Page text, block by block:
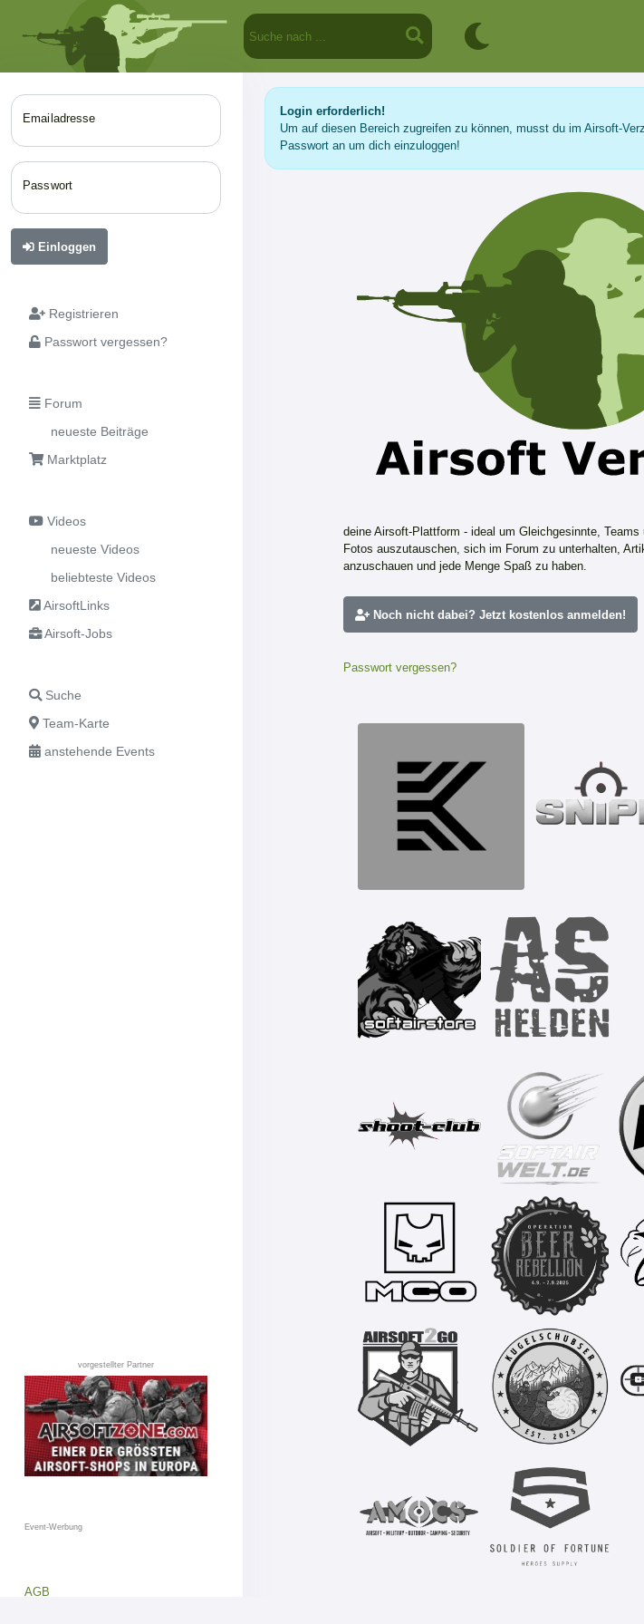
Emailadresse
Passwort
Einloggen
Registrieren
Passwort vergessen?
Forum
neueste Beiträge
Marktplatz
Videos
neueste Videos
beliebteste Videos
AirsoftLinks
Airsoft-Jobs
Suche
Team-Karte
anstehende Events
vorgestellter Partner
Event-Werbung
AGB
Login erforderlich!
Um auf diesen Bereich zugreifen zu können, musst du im Airsoft-
Passwort an um dich einzuloggen!
deine Airsoft-Plattform - ideal um Gleichgesinnte,
Fotos auszutauschen, sich im Forum zu unterhalten,
anzuschauen und jede Menge Spaß zu haben.
Noch nicht dabei? Jetzt kostenlos anmelden!
Passwort vergessen?